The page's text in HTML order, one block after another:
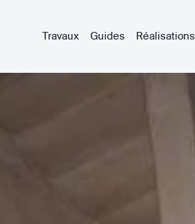
Travaux Guides Réalisations